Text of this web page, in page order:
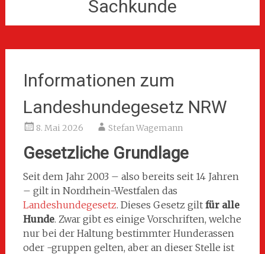
Sachkunde
Informationen zum
Landeshundegesetz NRW
8. Mai 2026 Stefan Wagemann
Gesetzliche Grundlage
Seit dem Jahr 2003 – also bereits seit 14 Jahren
– gilt in Nordrhein-Westfalen das
Landeshundegesetz. Dieses Gesetz gilt für alle
Hunde. Zwar gibt es einige Vorschriften, welche
nur bei der Haltung bestimmter Hunderassen
oder -gruppen gelten, aber an dieser Stelle ist